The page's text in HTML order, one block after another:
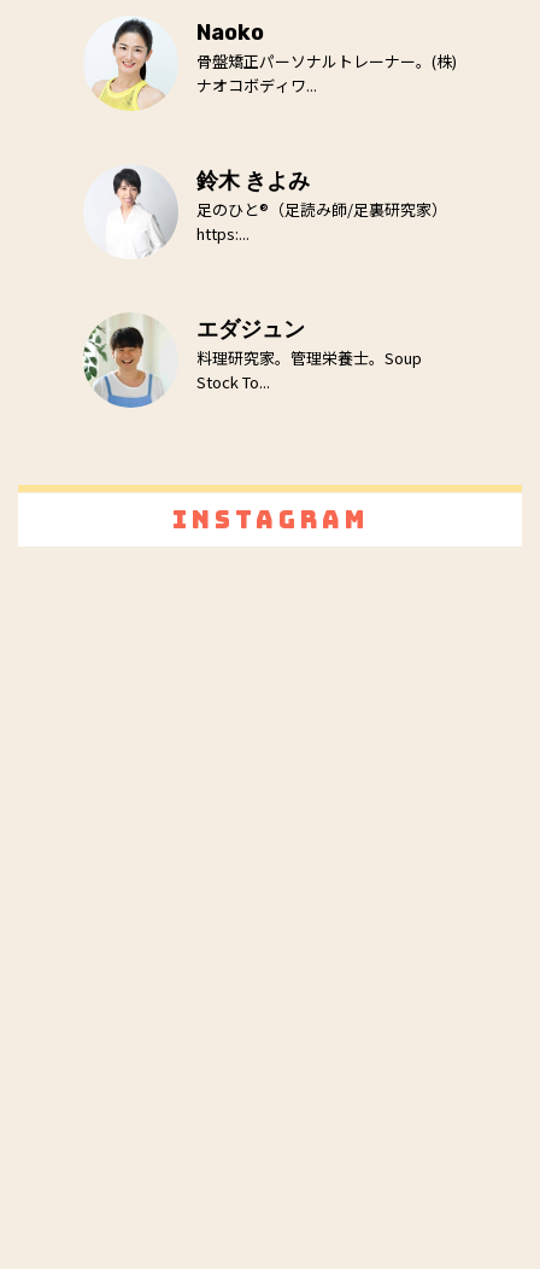
Naoko
骨盤矯正パーソナルトレーナー。(株)
ナオコボディワ...
鈴木 きよみ
足のひと®（足読み師/足裏研究家）
https:...
エダジュン
料理研究家。管理栄養士。Soup
Stock To...
Instagram